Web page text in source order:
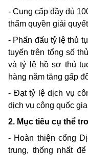
- Cung cấp đầy đủ
thẩm quyền giải
- Phấn đấu tỷ lệ thủ
tuyến trên tổng số
và tỷ lệ hồ sơ thủ
hàng năm tăng gấp
- Đạt tỷ lệ dịch vụ
dịch vụ công quốc
2. Mục tiêu cụ thể
- Hoàn thiện cổng
trung, thống nhất